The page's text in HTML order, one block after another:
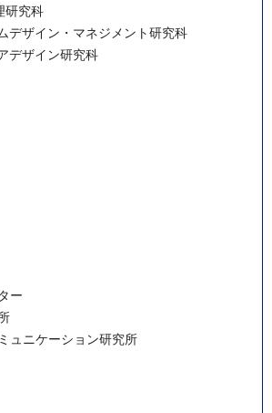
研究科
デザイン・マネジメント研究科
デザイン研究科
ー
ュニケーション研究所